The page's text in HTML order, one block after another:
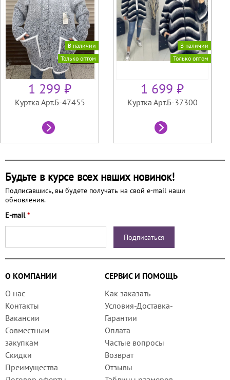
В наличии
Только оптом
1 299 ₽
Куртка Арт.Б-47455
В наличии
Только оптом
1 699 ₽
Куртка Арт.Б-37300
Будьте в курсе всех наших новинок!
Подписавшись, вы будете получать на свой e-mail наши
обновления.
E-mail*
О КОМПАНИИ
СЕРВИС И ПОМОЩЬ
О нас
Контакты
Вакансии
Совместным
закупкам
Скидки
Преимущества
Как заказать
Условия-Доставка-
Гарантии
Оплата
Частые вопросы
Возврат
Отзывы